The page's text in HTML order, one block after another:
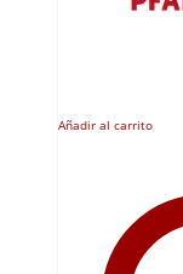
Añadir al carrito